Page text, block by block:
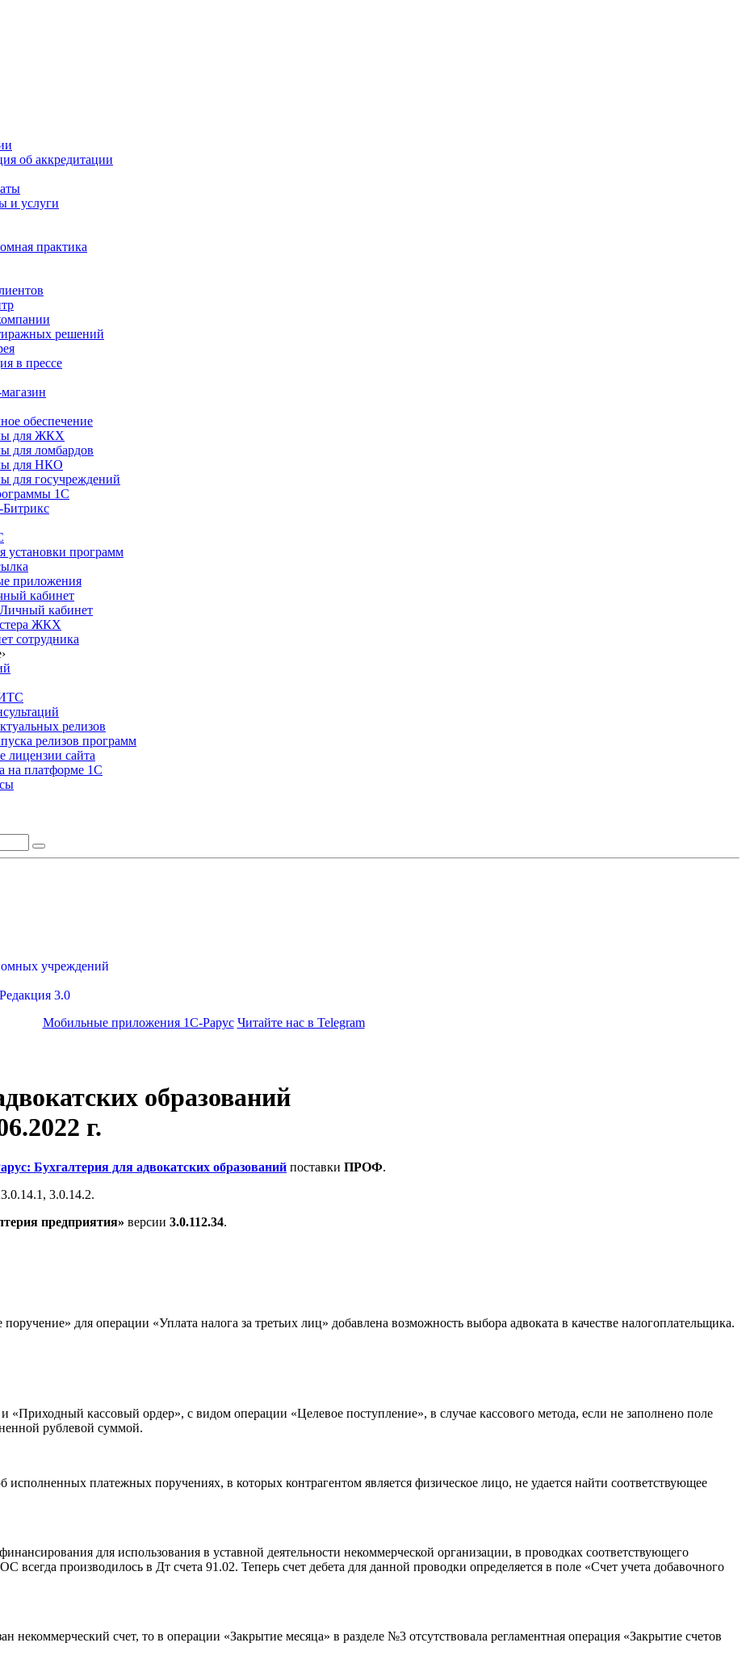
об аккредитации
и услуги
практика
решений
в прессе
обеспечение
для ЖКХ
для ломбардов
для НКО
для госучреждений
1С
установки программ
приложения
кабинет
кабинет
ЖКХ
сотрудника
›
релизов
релизов программ
лицензии сайта
на платформе 1С
учреждений
3.0
Мобильные приложения 1С-Рарус Читайте нас в Telegram
образований
г.
Бухгалтерия для адвокатских образований поставки ПРОФ.
3.0.14.2.
предприятия» версии 3.0.112.34.
для операции «Уплата налога за третьих лиц» добавлена возможность выбора адвоката в качестве налогоплательщика.
кассовый ордер», с видом операции «Целевое поступление», в случае кассового метода, если не заполнено поле
рублевой суммой.
платежных поручениях, в которых контрагентом является физическое лицо, не удается найти соответствующее
для использования в уставной деятельности некоммерческой организации, в проводках соответствующего
всегда производилось в Дт счета 91.02. Теперь счет дебета для данной проводки определяется в поле «Счет учета добавочного
некоммерческий счет, то в операции «Закрытие месяца» в разделе №3 отсутствовала регламентная операция «Закрытие счетов